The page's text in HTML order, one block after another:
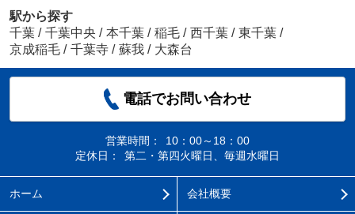
駅から探す
千葉 / 千葉中央 / 本千葉 / 稲毛 / 西千葉 / 東千葉 /
京成稲毛 / 千葉寺 / 蘇我 / 大森台
電話でお問い合わせ
営業時間：
10：00～18：00
定休日：
第二・第四火曜日、毎週水曜日
ホーム 会社概要